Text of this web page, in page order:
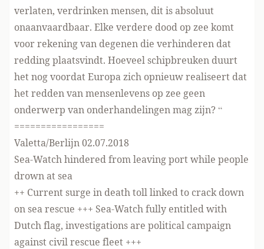
verlaten, verdrinken mensen, dit is absoluut
onaanvaardbaar. Elke verdere dood op zee komt
voor rekening van degenen die verhinderen dat
redding plaatsvindt. Hoeveel schipbreuken duurt
het nog voordat Europa zich opnieuw realiseert dat
het redden van mensenlevens op zee geen
onderwerp van onderhandelingen mag zijn? “
=================
Valetta/Berlijn 02.07.2018
Sea-Watch hindered from leaving port while people
drown at sea
++ Current surge in death toll linked to crack down
on sea rescue +++ Sea-Watch fully entitled with
Dutch flag, investigations are political campaign
against civil rescue fleet +++